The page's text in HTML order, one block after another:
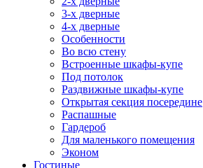
3-х дверные
4-х дверные
Особенности
Во всю стену
Встроенные шкафы-купе
Под потолок
Раздвижные шкафы-купе
Открытая секция посередине
Распашные
Гардероб
Для маленького помещения
Эконом
Гостиные